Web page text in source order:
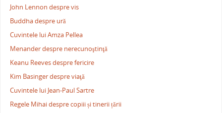
John Lennon despre vis
Buddha despre ură
Cuvintele lui Amza Pellea
Menander despre nerecunoştinţă
Keanu Reeves despre fericire
Kim Basinger despre viaţă
Cuvintele lui Jean-Paul Sartre
Regele Mihai despre copiii și tinerii țării